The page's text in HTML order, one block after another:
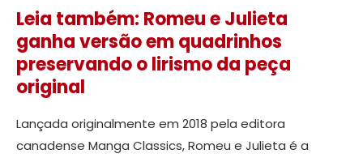
Leia também: Romeu e Julieta
ganha versão em quadrinhos
preservando o lirismo da peça
original
Lançada originalmente em 2018 pela editora
canadense Manga Classics, Romeu e Julieta é a